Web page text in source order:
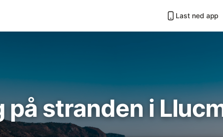
Last ned app
på stranden i